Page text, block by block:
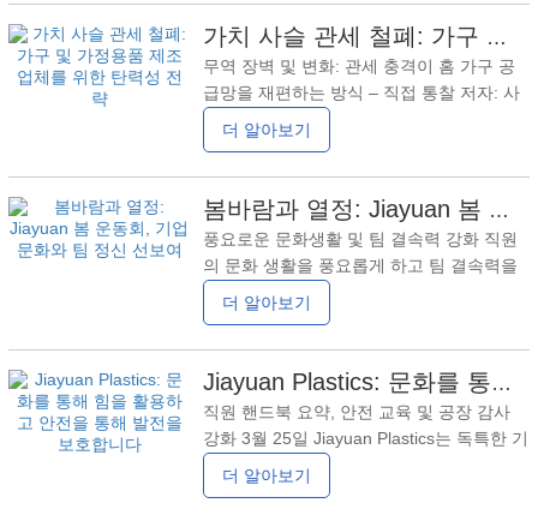
나은 삶을 만들어보세요
등해 하루 최대 다운로드 횟수가 117,500회
를 기록했고, 미국 시장 기여도는 65,100회
이상으로 전년 대비 940% 증가했습니다. 이
런 경이적인 사태의 이면에는 트럼프 정부의
관세 정책 조정이 촉매제 역할을 하고 있다.
DHgate는 중국에서 가장 오래된 B2B 국경
간 전자상거래 플랫폼으로서 '
가치 사슬 관세 철폐: 가구 및 가정용품 제조업체를 위한 탄력성 전략
무역 장벽 및 변화: 관세 충격이 홈 가구 공
급망을 재편하는 방식 – 직접 통찰 저자: 사
라 5년 전, 대학 입시를 준비하면서 국제관
계에 관한 에세이 주제를 접하면서 당황할
업의 대외 무역 전문가로서 관세 정책이 국
경 간 이동에 미치는 진정한 영향을 깨닫게
되었습니다.샤워 커튼,매트리스 보호제그리
고테이블클로스. 글로벌 공급망의 회복력이
수많은 기업의 미시적 결정에 의해 재정의되
고 있다는 것이 분명해졌습니다. 이는 단순
히 기업의 생존을 위한 도전이 아닙니다. 이
는 제조 부문에서 일어나고
더 알아보기
봄바람과 열정: Jiayuan 봄 운동회, 기업 문화와 팀 정신 선보여
풍요로운 문화생활 및 팀 결속력 강화 직원
의 문화 생활을 풍요롭게 하고 팀 결속력을
강화하며 Jiayuan 사람들의 활기차고 긍정
적인 정신을 보여주기 위해 Jiayuan Plastics
시, 건강한 기업 발전 촉진"이라는 주제로 3
월 25일 봄 운동회를 개최했습니다. 개회식
에서 Tang Huihui 노조위원장은 운동회는
회사 기업 문화의 필수적인 부분이자 직원
정신을 보여주는 중요한 방법이자 팀 결속력
을 강화하는 방법임을 강조했습니다.
더 알아보기
Jiayuan Plastics: 문화를 통해 힘을 활용하고 안전을 통해 발전을 보호합니다
직원 핸드북 요약, 안전 교육 및 공장 감사
강화 3월 25일 Jiayuan Plastics는 독특한 기
업 문화 및 안전 교육 행사를 개최했습니다.
이는 직원들이 회사 정책에 대해 배울 수 있
더 알아보기